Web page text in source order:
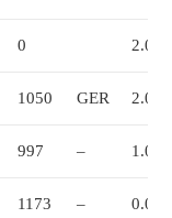
0 2.0
1050 GER 2.0
997 – 1.0
1173 – 0.0